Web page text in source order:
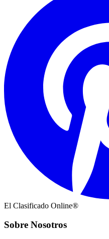
El Clasificado Online®
Sobre Nosotros